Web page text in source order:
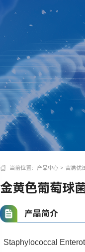
当前位置： 产品中心 > 吉满优
金黄色葡萄球
产品简介
Staphylococcal